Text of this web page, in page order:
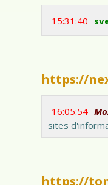
15:31:40
https://
16:05:54
sites
https://